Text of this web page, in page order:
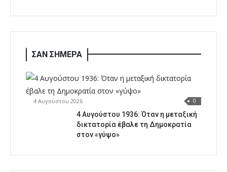
ΣΑΝ ΣΗΜΕΡΑ
4 Αυγούστου 2026 0
4 Αυγούστου 1936: Όταν η μεταξική
δικτατορία έβαλε τη Δημοκρατία
στον «γύψο»